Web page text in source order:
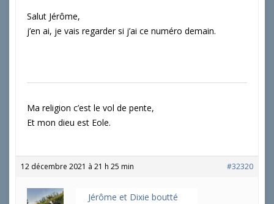
Salut Jérôme,
j’en ai, je vais regarder si j’ai ce numéro demain.
Ma religion c’est le vol de pente,
Et mon dieu est Eole.
12 décembre 2021 à 21 h 25 min #32320
Jérôme et Dixie boutté